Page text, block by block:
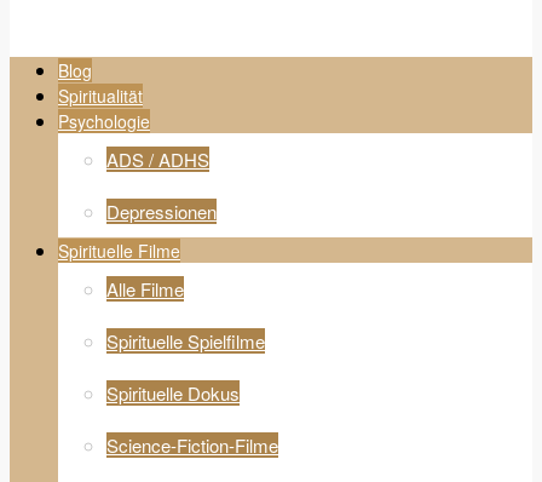
Blog
Spiritualität
Psychologie
ADS / ADHS
Depressionen
Spirituelle Filme
Alle Filme
Spirituelle Spielfilme
Spirituelle Dokus
Science-Fiction-Filme